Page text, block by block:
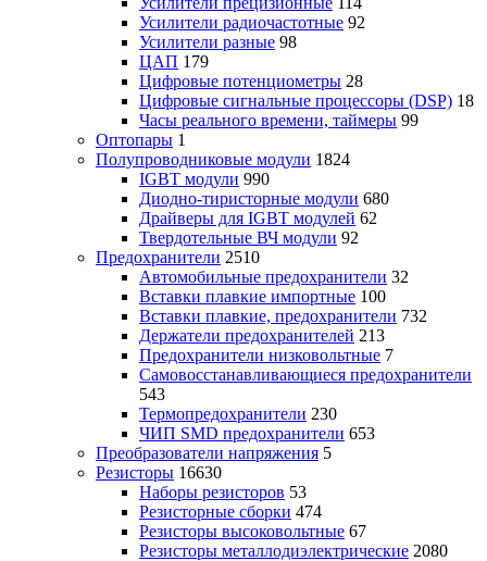
Усилители радиочастотные 92
Усилители разные 98
ЦАП 179
Цифровые потенциометры 28
Цифровые сигнальные процессоры (DSP) 18
Часы реального времени, таймеры 99
Оптопары 1
Полупроводниковые модули 1824
IGBT модули 990
Диодно-тиристорные модули 680
Драйверы для IGBT модулей 62
Твердотельные ВЧ модули 92
Предохранители 2510
Автомобильные предохранители 32
Вставки плавкие импортные 100
Вставки плавкие, предохранители 732
Держатели предохранителей 213
Предохранители низковольтные 7
Самовосстанавливающиеся предохранители
543
Термопредохранители 230
ЧИП SMD предохранители 653
Преобразователи напряжения 5
Резисторы 16630
Наборы резисторов 53
Резисторные сборки 474
Резисторы высоковольтные 67
Резисторы металлодиэлектрические 2080